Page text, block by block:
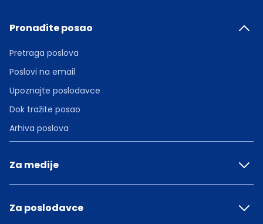
Pronađite posao
Pretraga poslova
Poslovi na email
Upoznajte poslodavce
Dok tražite posao
Arhiva poslova
Za medije
Za poslodavce